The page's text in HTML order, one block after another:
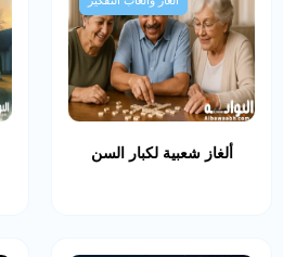
ألغاز شعبية لكبار السن